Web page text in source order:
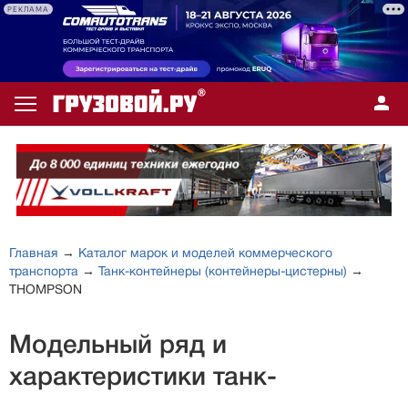
РЕКЛАМА
Главная → Каталог марок и моделей коммерческого
транспорта → Танк-контейнеры (контейнеры-цистерны) →
THOMPSON
Модельный ряд и
характеристики танк-